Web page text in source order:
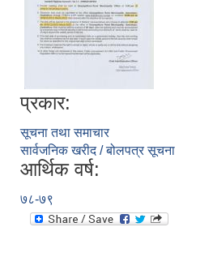
प्रकार:
सूचना तथा समाचार
सार्वजनिक खरीद / बोलपत्र सूचना
आर्थिक वर्ष:
७८-७९